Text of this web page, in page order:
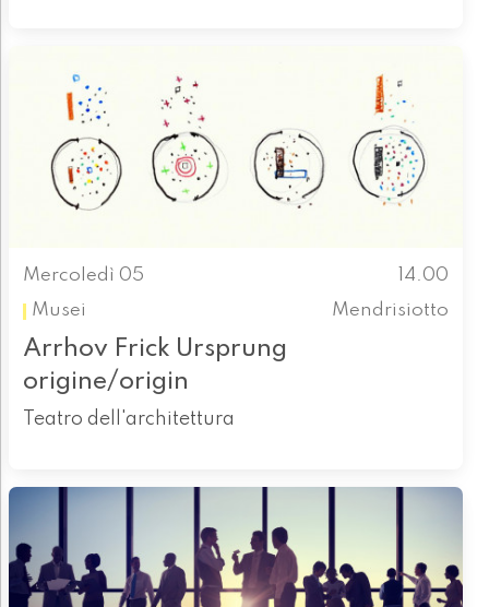
Mercoledì 05
14.00
Musei
Mendrisiotto
Arrhov Frick Ursprung
origine/origin
Teatro dell'architettura